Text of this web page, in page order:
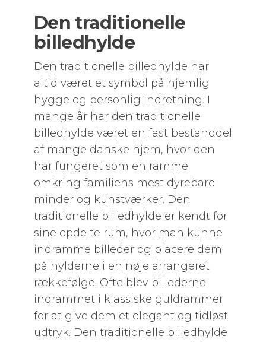
Den traditionelle
billedhylde
Den traditionelle billedhylde har
altid været et symbol på hjemlig
hygge og personlig indretning. I
mange år har den traditionelle
billedhylde været en fast bestanddel
af mange danske hjem, hvor den
har fungeret som en ramme
omkring familiens mest dyrebare
minder og kunstværker. Den
traditionelle billedhylde er kendt for
sine opdelte rum, hvor man kunne
indramme billeder og placere dem
på hylderne i en nøje arrangeret
rækkefølge. Ofte blev billederne
indrammet i klassiske guldrammer
for at give dem et elegant og tidløst
udtryk. Den traditionelle billedhylde